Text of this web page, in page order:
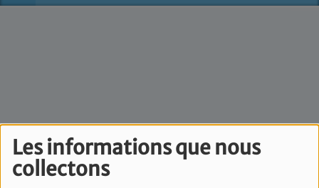
Les informations que nous
collectons
Geoula Time - Lundi